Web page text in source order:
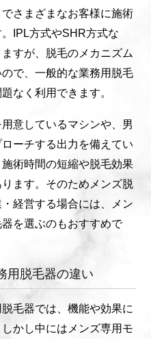
さまざまなお客様に施術
IPL方式やSHR方式な
すが、脱毛のメカニズム
で、一般的な業務用脱毛
なく利用できます。
意しているマシンや、男
ーチする出力を備えてい
術時間の短縮や脱毛効果
ます。そのためメンズ脱
経営する場合には、メン
を選ぶのもおすすめで
用脱毛器の違い
毛器では、機能や効果に
かし中にはメンズ専用モ